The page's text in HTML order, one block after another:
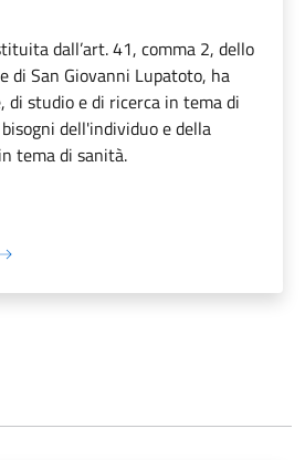
dall’art. 41, comma 2, dello
di San Giovanni Lupatoto, ha
studio e di ricerca in tema di
dell'individuo e della
tema di sanità.